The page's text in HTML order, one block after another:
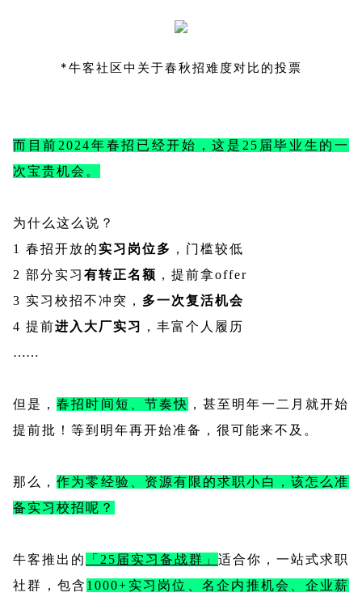
*牛客社区中关于春秋招难度对比的投票
而目前2024年春招已经开始，这是25届毕业生的一
次宝贵机会。
为什么这么说？
1 春招开放的实习岗位多 ，门槛较低
2 部分实习 有转正名额 ，提前拿offer
3 实习校招不冲突， 多一次复活机会
4 提前进入大厂实习
，丰富个人履历
……
但是，春招时间短、节奏快 ，甚至明年一二月就开始
提前批！等到明年再开始准备，很可能来不及。
那么，作为零经验、资源有限的求职小白，该怎么准
备实习校招呢？
牛客推出的 「25届实习备战群」 适合你，一站式求职
社群，包含 1000+实习岗位、名企内推机会
、企业薪